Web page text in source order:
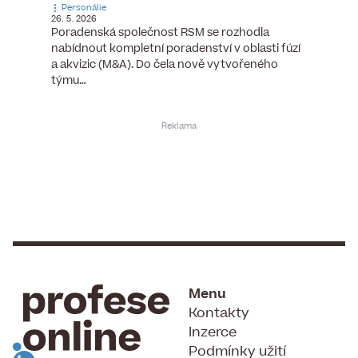
Personálie
26. 5. 2026
Poradenská společnost RSM se rozhodla
nabídnout kompletní poradenství v oblasti fúzí
a akvizic (M&A). Do čela nově vytvořeného
týmu…
Menu
Kontakty
Inzerce
Podmínky užití